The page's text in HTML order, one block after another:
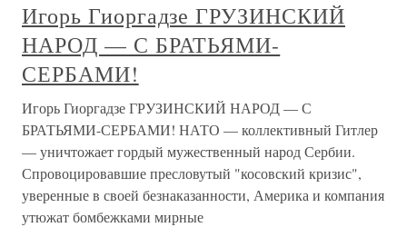
Игорь Гиоргадзе ГРУЗИНСКИЙ
НАРОД — С БРАТЬЯМИ-
СЕРБАМИ!
Игорь Гиоргадзе ГРУЗИНСКИЙ НАРОД — С
БРАТЬЯМИ-СЕРБАМИ! НАТО — коллективный Гитлер
— уничтожает гордый мужественный народ Сербии.
Спровоцировавшие пресловутый "косовский кризис",
уверенные в своей безнаказанности, Америка и компания
утюжат бомбежками мирные